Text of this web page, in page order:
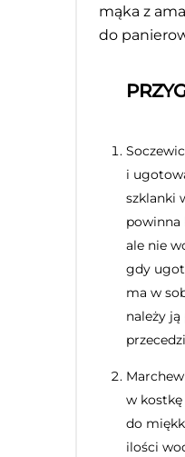
mąka z
do
i
szklanki
powinna
ale nie
gdy
ma w
należy
w
do
ilości